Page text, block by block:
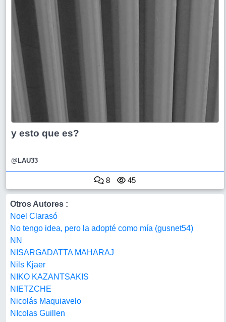
y esto que es?
@LAU33
8 45
Otros Autores :
Noel Clarasó
No tengo idea, pero la adopté como mía (gusnet54)
NN
NISARGADATTA MAHARAJ
Nils Kjaer
NIKO KAZANTSAKIS
NIETZCHE
Nicolás Maquiavelo
NIcolas Guillen